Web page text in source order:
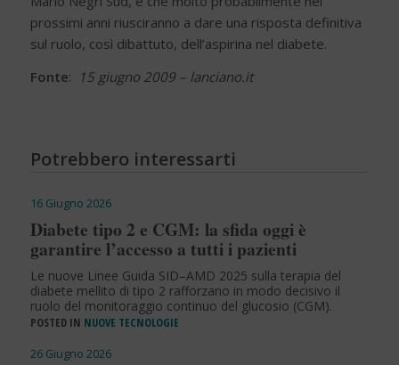
prossimi anni riusciranno a dare una risposta definitiva
sul ruolo, così dibattuto, dell’aspirina nel diabete.
Fonte: 15 giugno 2009 – lanciano.it
Potrebbero interessarti
16 Giugno 2026
Diabete tipo 2 e CGM: la sfida oggi è
garantire l’accesso a tutti i pazienti
Le nuove Linee Guida SID–AMD 2025 sulla terapia del
diabete mellito di tipo 2 rafforzano in modo decisivo il
ruolo del monitoraggio continuo del glucosio (CGM).
POSTED IN NUOVE TECNOLOGIE
26 Giugno 2026